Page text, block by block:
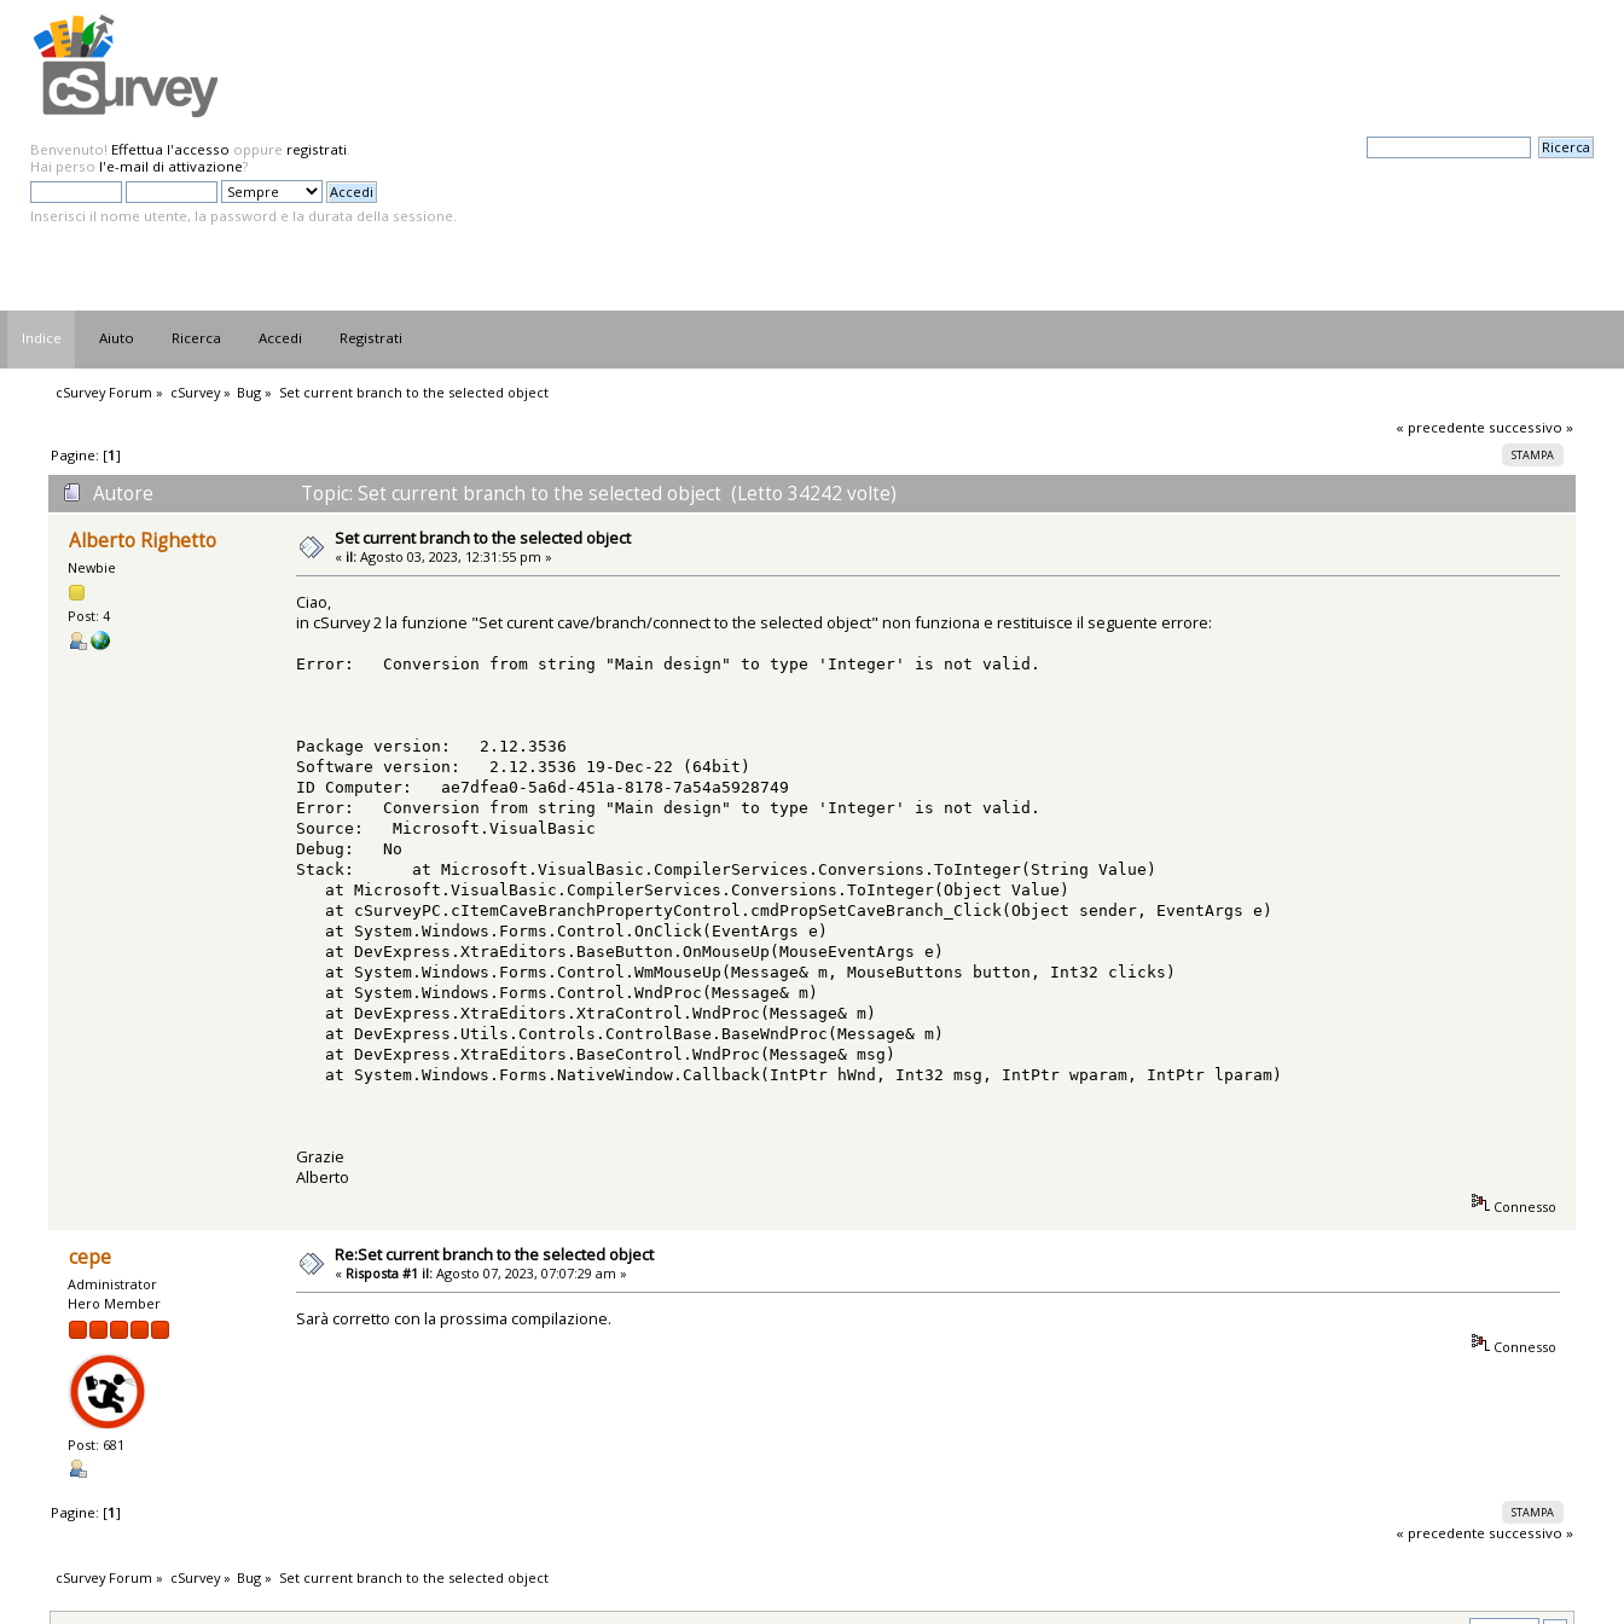
Benvenuto! Effettua l'accesso oppure registrati.
Hai perso l'e-mail di attivazione?
Inserisci il nome utente, la password e la durata della sessione.
Indice Aiuto Ricerca Accedi Registrati
cSurvey Forum » cSurvey» Bug » Set current branch to the selected object
« precedente successivo »
STAMPA
Pagine: [1]
Autore
Topic: Set current branch to the selected object (Letto 34242 volte)
Alberto Righetto
Newbie
Post: 4
Set current branch to the selected object
« il: Agosto 03, 2023, 12:31:55 pm »
Ciao,
in cSurvey 2 la funzione "Set curent cave/branch/connect to the selected object" non funziona e restituisce il seguente errore:
Error: Conversion from string "Main design" to type 'Integer' is not valid.
Package version: 2.12.3536
Software version: 2.12.3536 19-Dec-22 (64bit)
ID Computer: ae7dfea0-5a6d-451a-8178-7a54a5928749
Error: Conversion from string "Main design" to type 'Integer' is not valid.
Source: Microsoft.VisualBasic
Debug: No
Stack: at Microsoft.VisualBasic.CompilerServices.Conversions.ToInteger(String Value)
at Microsoft.VisualBasic.CompilerServices.Conversions.ToInteger(Object Value)
at cSurveyPC.cItemCaveBranchPropertyControl.cmdPropSetCaveBranch_Click(Object sender, EventArgs e)
at System.Windows.Forms.Control.OnClick(EventArgs e)
at DevExpress.XtraEditors.BaseButton.OnMouseUp(MouseEventArgs e)
at System.Windows.Forms.Control.WmMouseUp(Message& m, MouseButtons button, Int32 clicks)
at System.Windows.Forms.Control.WndProc(Message& m)
at DevExpress.XtraEditors.XtraControl.WndProc(Message& m)
at DevExpress.Utils.Controls.ControlBase.BaseWndProc(Message& m)
at DevExpress.XtraEditors.BaseControl.WndProc(Message& msg)
at System.Windows.Forms.NativeWindow.Callback(IntPtr hWnd, Int32 msg, IntPtr wparam, IntPtr lparam)
Grazie
Alberto
Connesso
cepe
Administrator
Hero Member
Post: 681
Re:Set current branch to the selected object
« Risposta #1 il: Agosto 07, 2023, 07:07:29 am »
Sarà corretto con la prossima compilazione.
Connesso
STAMPA
Pagine: [1]
« precedente successivo »
cSurvey Forum » cSurvey» Bug » Set current branch to the selected object